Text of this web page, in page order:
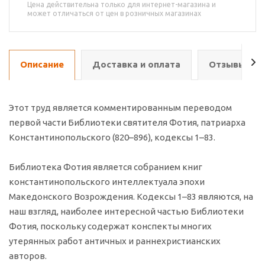
Цена действительна только для интернет-магазина и
может отличаться от цен в розничных магазинах
Описание Доставка и оплата Отзывы о
Этот труд является комментированным переводом
первой части Библиотеки святителя Фотия, патриарха
Константинопольского (820–896), кодексы 1–83.
Библиотека Фотия является собранием книг
константинопольского интеллектуала эпохи
Македонского Возрождения. Кодексы 1–83 являются, на
наш взгляд, наиболее интересной частью Библиотеки
Фотия, поскольку содержат конспекты многих
утерянных работ античных и раннехристианских
авторов.